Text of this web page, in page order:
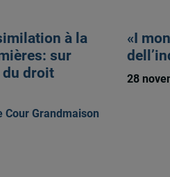
à la
sur
droit
Cour Grandmaison
«I
28